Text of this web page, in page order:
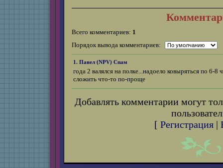
Всего комментариев: 1
Порядок вывода комментариев:
1. Павел (NPV) Спам
года 2 валялся на полке...надоело ковыряться по 6-
сложить что-то по-проще
Добавлять комментарии могут
[ Регистрация |